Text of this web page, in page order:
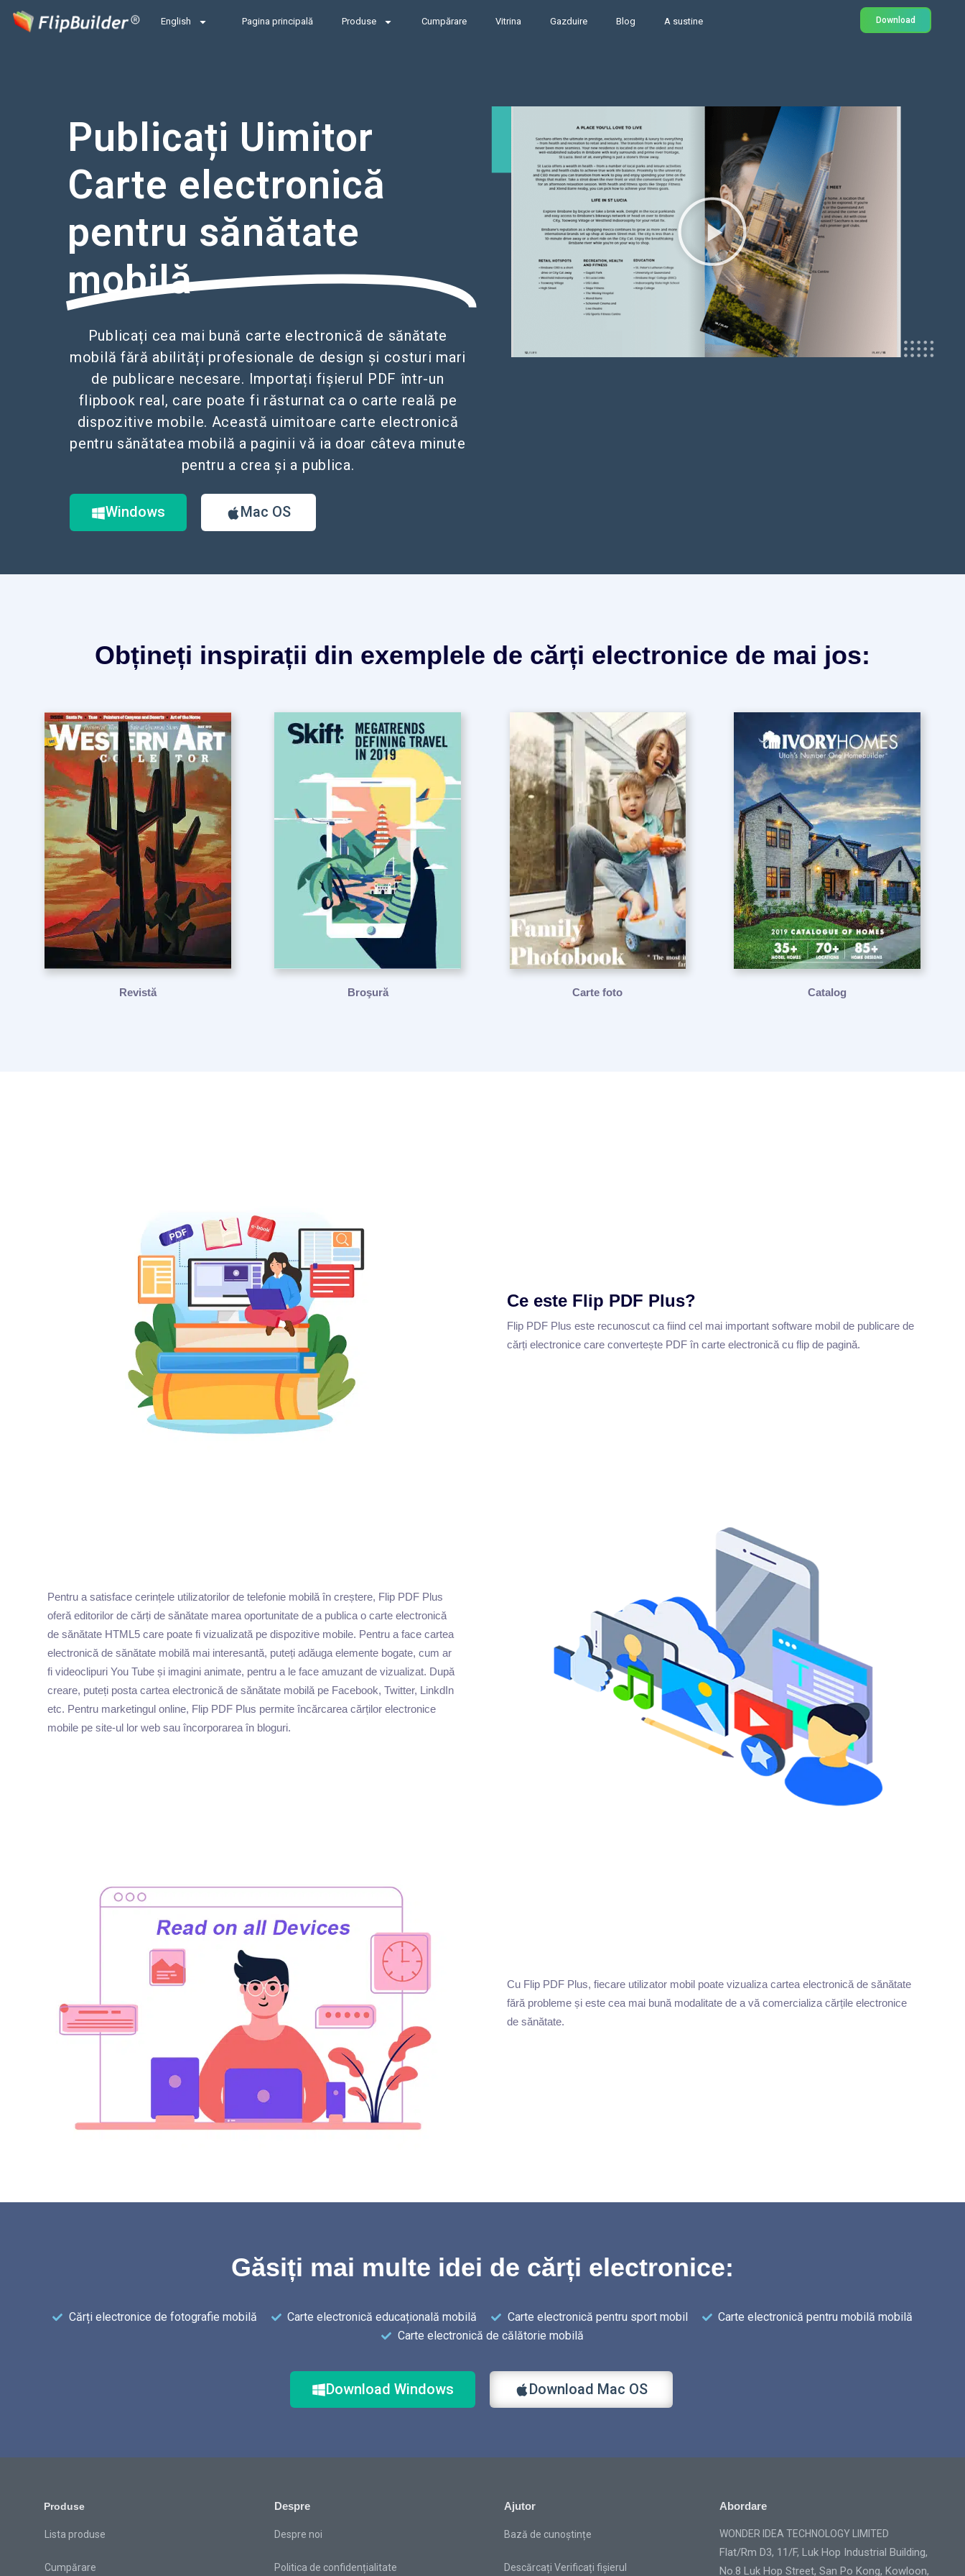
English Pagina principală Produse Cumpărare Vitrina Gazduire Blog A sustine Download
Publicați Uimitor
Carte electronică
pentru sănătate
mobilă
Publicați cea mai bună carte electronică de sănătate
mobilă fără abilități profesionale de design și costuri mari
de publicare necesare. Importați fișierul PDF într-un
flipbook real, care poate fi răsturnat ca o carte reală pe
dispozitive mobile. Această uimitoare carte electronică
pentru sănătatea mobilă a paginii vă ia doar câteva minute
pentru a crea și a publica.
Windows Mac OS
Obțineți inspirații din exemplele de cărți electronice de mai jos:
Revistă Broşură Carte foto Catalog
Ce este Flip PDF Plus?
Flip PDF Plus este recunoscut ca fiind cel mai important software mobil de publicare de
cărți electronice care convertește PDF în carte electronică cu flip de pagină.
Pentru a satisface cerințele utilizatorilor de telefonie mobilă în creștere, Flip PDF Plus
oferă editorilor de cărți de sănătate marea oportunitate de a publica o carte electronică
de sănătate HTML5 care poate fi vizualizată pe dispozitive mobile. Pentru a face cartea
electronică de sănătate mobilă mai interesantă, puteți adăuga elemente bogate, cum ar
fi videoclipuri You Tube și imagini animate, pentru a le face amuzant de vizualizat. După
creare, puteți posta cartea electronică de sănătate mobilă pe Facebook, Twitter, LinkdIn
etc. Pentru marketingul online, Flip PDF Plus permite încărcarea cărților electronice
mobile pe site-ul lor web sau încorporarea în bloguri.
Cu Flip PDF Plus, fiecare utilizator mobil poate vizualiza cartea electronică de sănătate
fără probleme și este cea mai bună modalitate de a vă comercializa cărțile electronice
de sănătate.
Găsiți mai multe idei de cărți electronice:
Cărți electronice de fotografie mobilă Carte electronică educațională mobilă Carte electronică pentru sport mobil
Carte electronică pentru mobilă mobilă
Carte electronică de călătorie mobilă
Download Windows Download Mac OS
Produse
Lista produse
Cumpărare
Despre
Despre noi
Politica de confidențialitate
Ajutor
Bază de cunoștințe
Descărcați Verificați fișierul
Abordare
WONDER IDEA TECHNOLOGY LIMITED
Flat/Rm D3, 11/F, Luk Hop Industrial Building,
No.8 Luk Hop Street, San Po Kong, Kowloon,